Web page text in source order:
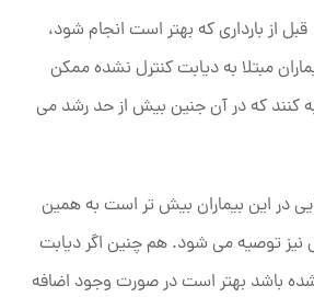
از بارداری که بهتر است انجام شود،
مبتلا به دیابت کنترل نشده ممکن
کنند که در آن جنین بیش از حد رشد می‌
در این بیماران بیش تر است به همین
نیز توصیه می شود. هم چنین اگر دیابت
باشد بهتر است در صورت وجود اضافه